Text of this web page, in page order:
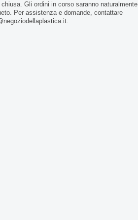
Gli ordini in corso saranno naturalmente
Per assistenza e domande, contattare